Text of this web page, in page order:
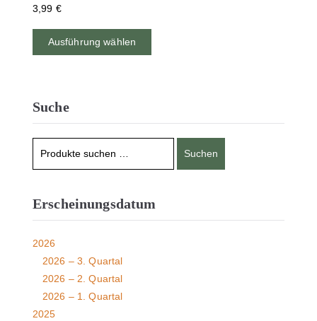
3,99 €
Ausführung wählen
Suche
Suchen
Erscheinungsdatum
2026
2026 – 3. Quartal
2026 – 2. Quartal
2026 – 1. Quartal
2025